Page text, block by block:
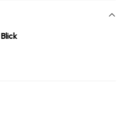
eine einfache
des Korbs gestaltet sich
recyclingfähig und